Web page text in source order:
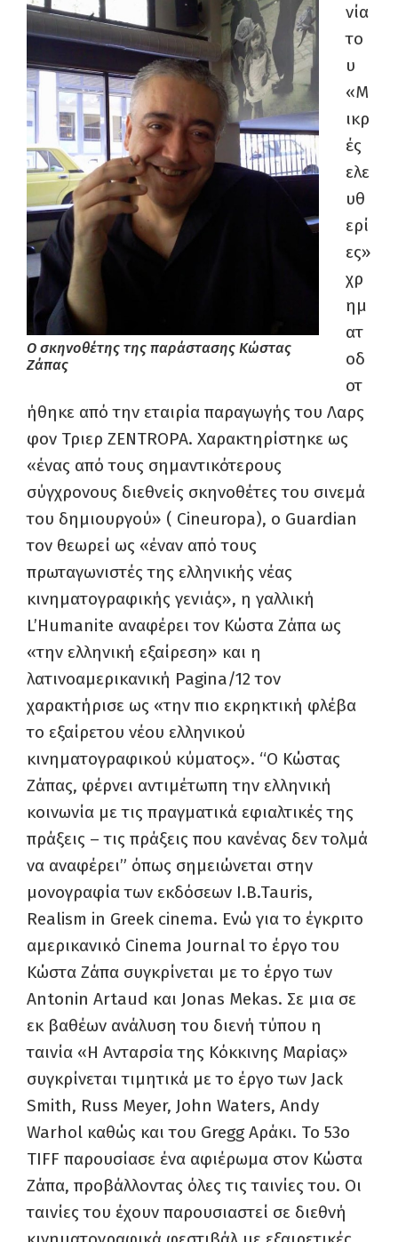
Ο σκηνοθέτης της παράστασης Κώστας
Ζάπας
νία
το
υ
«Μ
ικρ
ές
ελε
υθ
ερί
ες»
χρ
ημ
ατ
οδ
οτ
ήθηκε από την εταιρία παραγωγής του Λαρς
φον Τριερ ZENTROPA. Χαρακτηρίστηκε ως
«ένας από τους σημαντικότερους
σύγχρονους διεθνείς σκηνοθέτες του σινεμά
του δημιουργού» ( Cineuropa), o Guardian
τον θεωρεί ως «έναν από τους
πρωταγωνιστές της ελληνικής νέας
κινηματογραφικής γενιάς», η γαλλική
L’Humanite αναφέρει τον Κώστα Ζάπα ως
«την ελληνική εξαίρεση» και η
λατινοαμερικανική Pagina/12 τον
χαρακτήρισε ως «την πιο εκρηκτική φλέβα
το εξαίρετου νέου ελληνικού
κινηματογραφικού κύματος». “Ο Κώστας
Ζάπας, φέρνει αντιμέτωπη την ελληνική
κοινωνία με τις πραγματικά εφιαλτικές της
πράξεις – τις πράξεις που κανένας δεν τολμά
να αναφέρει” όπως σημειώνεται στην
μονογραφία των εκδόσεων I.B.Tauris,
Realism in Greek cinema. Ενώ για το έγκριτο
αμερικανικό Cinema Journal το έργο του
Κώστα Ζάπα συγκρίνεται με το έργο των
Antonin Artaud και Jonas Mekas. Σε μια σε
εκ βαθέων ανάλυση του διενή τύπου η
ταινία «Η Ανταρσία της Κόκκινης Μαρίας»
συγκρίνεται τιμητικά με το έργο των Jack
Smith, Russ Meyer, John Waters, Andy
Warhol καθώς και του Gregg Αράκι. Το 53ο
TIFF παρουσίασε ένα αφιέρωμα στον Κώστα
Ζάπα, προβάλλοντας όλες τις ταινίες του. Οι
ταινίες του έχουν παρουσιαστεί σε διεθνή